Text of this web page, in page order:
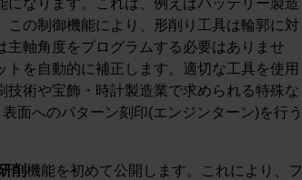
なります。これは、例えばバッテリー製造
の制御機能により、形削り工具は輪郭に対
主軸角度をプログラムする必要はありませ
を自動的に補正します。適切な工具を使用
術や宝飾・時計製造業で求められる特殊な
面へのパターン刻印(エンジンターン)を行う
削機能を初めて公開します。これにより、フ